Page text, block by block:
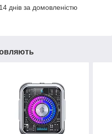
днів за домовленістю